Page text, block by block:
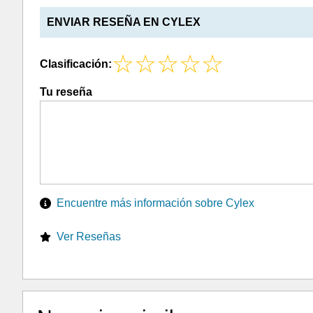
ENVIAR RESEÑA EN CYLEX
Clasificación:
Tu reseña
Encuentre más información sobre Cylex
Ver Reseñas